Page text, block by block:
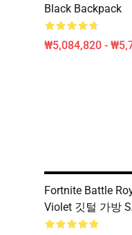
Black Backpack
₩5,084,820 -
Fortnite Battle
Violet 깃털 가방